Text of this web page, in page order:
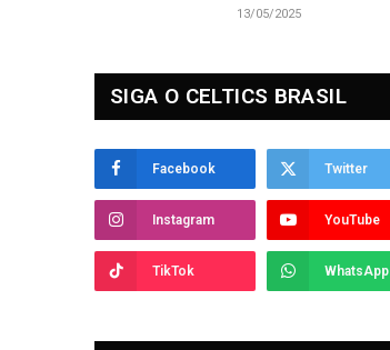
13/05/2025
SIGA O CELTICS BRASIL
Facebook Twitter
Instagram YouTube
TikTok WhatsApp